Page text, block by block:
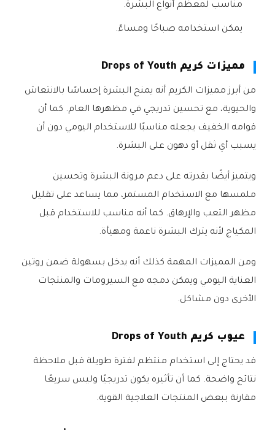
مناسب لمعظم أنواع البشرة.
يمكن استخدامه صباحًا ومساءً.
مميزات كريم Drops of Youth
من أبرز مميزات الكريم أنه يمنح البشرة إحساسًا بالانتعاش
والحيوية، مع تحسين تدريجي في مظهرها العام. كما أن
قوامه الخفيف يجعله مناسبًا للاستخدام اليومي دون أن
يسبب أي ثقل أو دهون على البشرة.
ويتميز أيضًا بقدرته على دعم مرونة البشرة وتحسين
ملمسها مع الاستخدام المستمر، مما يساعد على تقليل
مظهر التعب والإرهاق. كما أنه مناسب للاستخدام قبل
المكياج لأنه يترك البشرة ناعمة ومهيأة.
ومن المميزات المهمة كذلك أنه يدخل بسهولة ضمن روتين
العناية اليومي ويمكن دمجه مع السيرومات والمنتجات
الأخرى دون مشاكل.
عيوب كريم Drops of Youth
قد يحتاج إلى استخدام منتظم لفترة طويلة قبل ملاحظة
نتائج واضحة. كما أن تأثيره يكون تدريجيًا وليس سريعًا
مقارنة ببعض المنتجات العلاجية القوية.